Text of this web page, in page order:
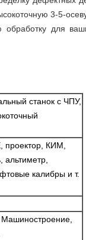
3-5-
для
станок с ЧПУ,
проектор, КИМ,
калибры и т.